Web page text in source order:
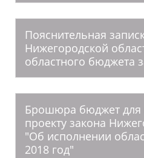
Пояснительная
Нижегородской
областного бюджета
Брошюра бюджет для
проекту закона
"Об исполнении
2018 год"